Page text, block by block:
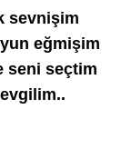
sevnişim
eğmişim
seni seçtim